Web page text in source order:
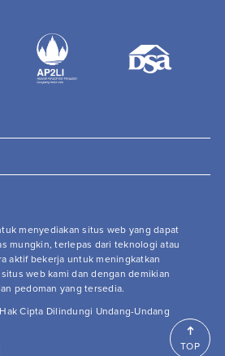
menyediakan situs web yang dapat
mungkin, terlepas dari teknologi atau
aktif bekerja untuk meningkatkan
web kami dan dengan demikian
pedoman yang tersedia.
Cipta Dilindungi Undang-Undang
TOP